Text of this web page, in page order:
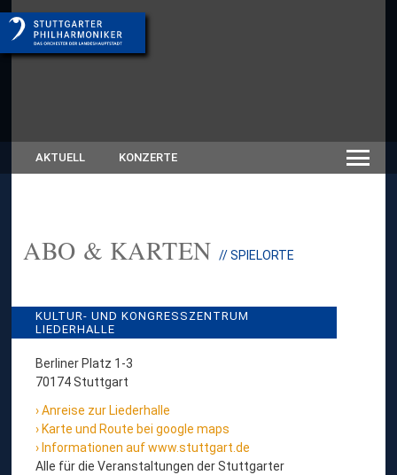
AKTUELL KONZERTE
ABO & KARTEN // SPIELORTES
E
O
KULTUR- UND KONGRESSZENTRUM
LIEDERHALLE
Berliner Platz 1-3
70174 Stuttgart
Anreise zur Liederhalle
Karte und Route bei google maps
Informationen auf www.stuttgart.de
Alle für die Veranstaltungen der Stuttgarter